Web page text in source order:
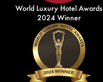
World Luxury Hotel Awards
2024 Winner